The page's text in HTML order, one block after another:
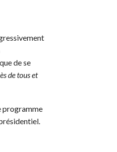
de se
de tous et
programme